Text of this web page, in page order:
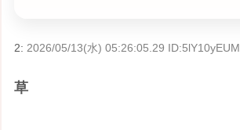
2: 2026/05/13(水) 05:26:05.29 ID:5lY10yEUM
草